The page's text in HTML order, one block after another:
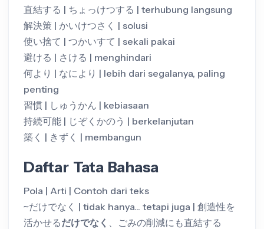
直結する | ちょっけつする | terhubung langsung
解決策 | かいけつさく | solusi
使い捨て | つかいすて | sekali pakai
避ける | さける | menghindari
何より | なにより | lebih dari segalanya, paling
penting
習慣 | しゅうかん | kebiasaan
持続可能 | じぞくかのう | berkelanjutan
築く | きずく | membangun
Daftar Tata Bahasa
Pola | Arti | Contoh dari teks
~だけでなく | tidak hanya... tetapi juga | 創造性を
活かせるだけでなく
、ごみの削減にも直結する